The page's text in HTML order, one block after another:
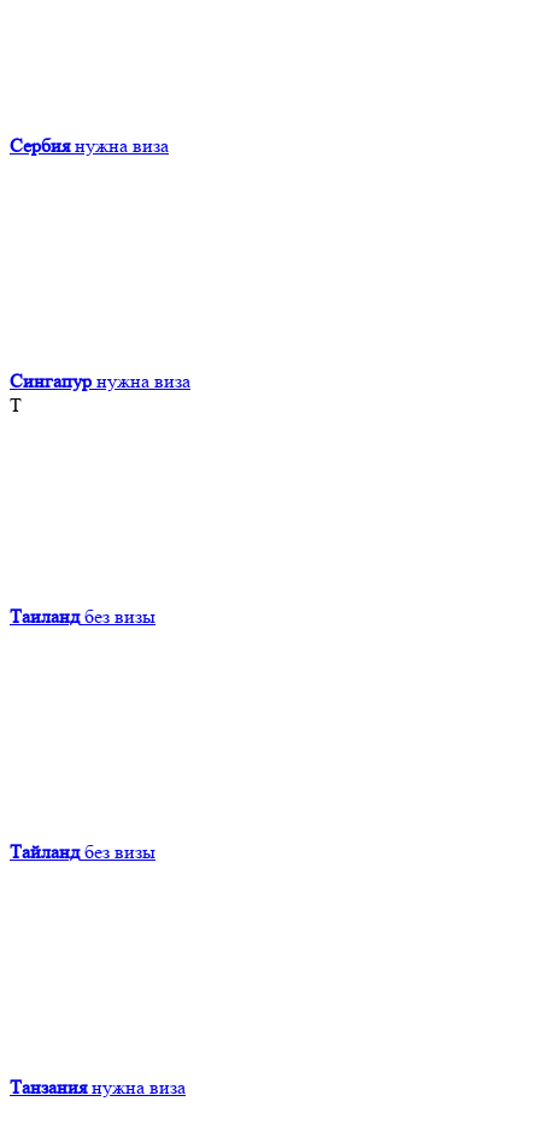
Сербия нужна виза
Сингапур нужна виза
Т
Таиланд без визы
Тайланд без визы
Танзания нужна виза